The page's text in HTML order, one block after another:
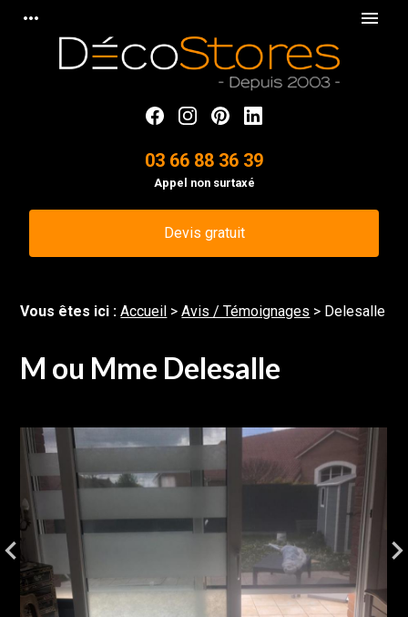
more_horiz menu
03 66 88 36 39
Appel non surtaxé
Devis gratuit
Vous êtes ici :Accueil >Avis / Témoignages > Delesalle
M ou Mme Delesalle